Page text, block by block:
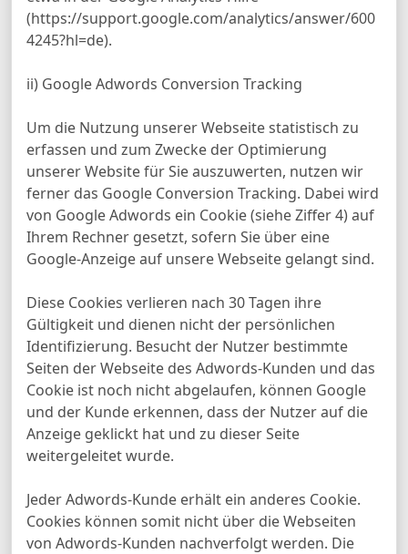
(https://support.google.com/analytics/answer/600
4245?hl=de).
ii) Google Adwords Conversion Tracking
Um die Nutzung unserer Webseite statistisch zu
erfassen und zum Zwecke der Optimierung
unserer Website für Sie auszuwerten, nutzen wir
ferner das Google Conversion Tracking. Dabei wird
von Google Adwords ein Cookie (siehe Ziffer 4) auf
Ihrem Rechner gesetzt, sofern Sie über eine
Google-Anzeige auf unsere Webseite gelangt sind.
Diese Cookies verlieren nach 30 Tagen ihre
Gültigkeit und dienen nicht der persönlichen
Identifizierung. Besucht der Nutzer bestimmte
Seiten der Webseite des Adwords-Kunden und das
Cookie ist noch nicht abgelaufen, können Google
und der Kunde erkennen, dass der Nutzer auf die
Anzeige geklickt hat und zu dieser Seite
weitergeleitet wurde.
Jeder Adwords-Kunde erhält ein anderes Cookie.
Cookies können somit nicht über die Webseiten
von Adwords-Kunden nachverfolgt werden. Die